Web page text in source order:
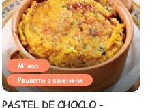
М'ясо
Рецепти з свинини
PASTEL DE CHOCLO –